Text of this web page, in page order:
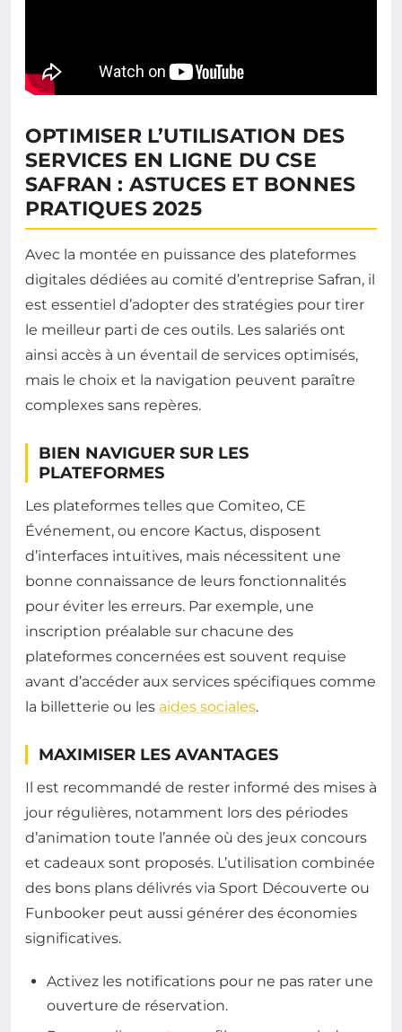
OPTIMISER L’UTILISATION DES
SERVICES EN LIGNE DU CSE
SAFRAN : ASTUCES ET BONNES
PRATIQUES 2025
Avec la montée en puissance des plateformes
digitales dédiées au comité d’entreprise Safran, il
est essentiel d’adopter des stratégies pour tirer
le meilleur parti de ces outils. Les salariés ont
ainsi accès à un éventail de services optimisés,
mais le choix et la navigation peuvent paraître
complexes sans repères.
BIEN NAVIGUER SUR LES
PLATEFORMES
Les plateformes telles que Comiteo, CE
Événement, ou encore Kactus, disposent
d’interfaces intuitives, mais nécessitent une
bonne connaissance de leurs fonctionnalités
pour éviter les erreurs. Par exemple, une
inscription préalable sur chacune des
plateformes concernées est souvent requise
avant d’accéder aux services spécifiques comme
la billetterie ou les aides sociales.
MAXIMISER LES AVANTAGES
Il est recommandé de rester informé des mises à
jour régulières, notamment lors des périodes
d’animation toute l’année où des jeux concours
et cadeaux sont proposés. L’utilisation combinée
des bons plans délivrés via Sport Découverte ou
Funbooker peut aussi générer des économies
significatives.
Activez les notifications pour ne pas rater une
ouverture de réservation.